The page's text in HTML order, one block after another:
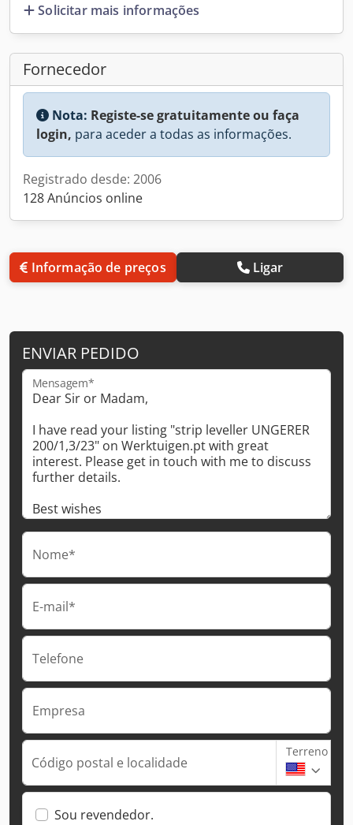
Solicitar mais informações
Fornecedor
Nota: Registe-se gratuitamente ou faça
login, para aceder a todas as informações.
Registrado desde: 2006
128 Anúncios online
Informação de preços Ligar
ENVIAR PEDIDO
Mensagem*
Nome*
E-mail*
Telefone
Empresa
Código postal e localidade
Terreno
Sou revendedor.